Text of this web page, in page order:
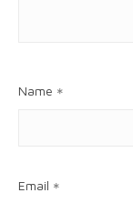
Name *
Email *